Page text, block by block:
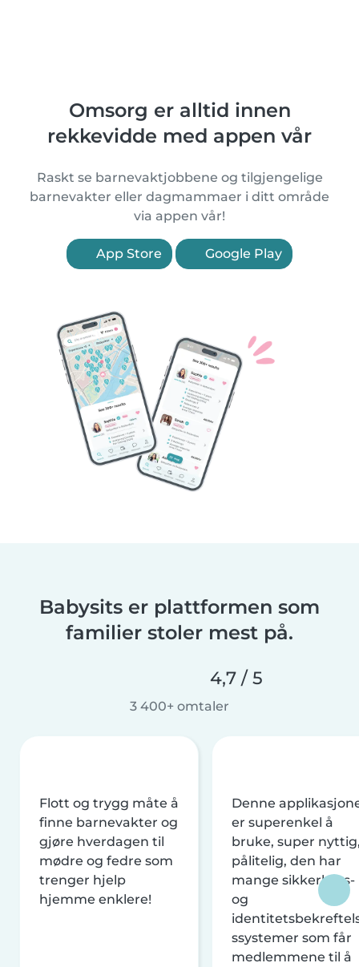
Omsorg er alltid innen
rekkevidde med appen vår
Raskt se barnevaktjobbene og tilgjengelige
barnevakter eller dagmammaer i ditt område
via appen vår!
App Store Google Play
Babysits er plattformen som
familier stoler mest på.
4,7 / 5
3 400+ omtaler
Flott og trygg måte å
finne barnevakter og
gjøre hverdagen til
mødre og fedre som
trenger hjelp
hjemme enklere!
Denne
er superenkel å
bruke, super
pålitelig, den har
mange sikkerhets-
og
ssystemer som får
medlemmene til å